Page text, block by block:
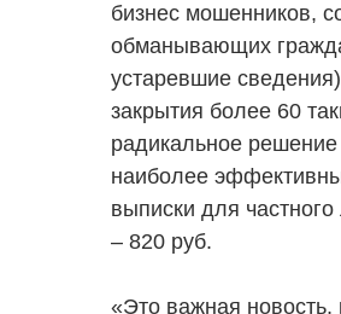
бизнес мошенников,
обманывающих
устаревшие
закрытия более 60
радикальное
наиболее
выписки для
– 820 руб.
«Это важная новость,